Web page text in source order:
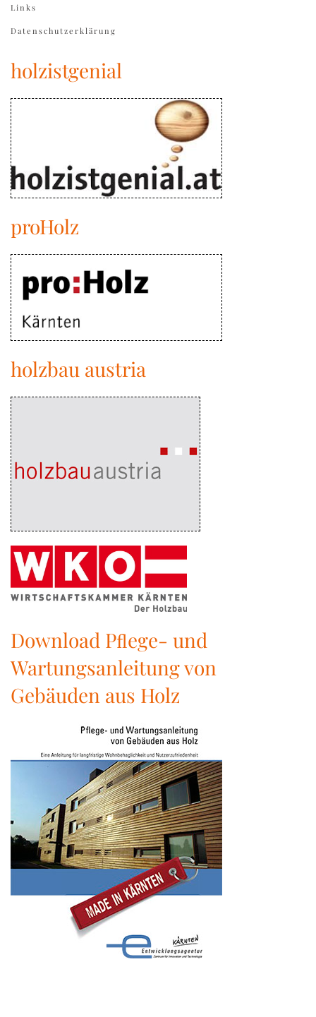
Links
Datenschutzerklärung
holzistgenial
proHolz
holzbau austria
Download Pﬂege- und
Wartungsanleitung von
Gebäuden aus Holz